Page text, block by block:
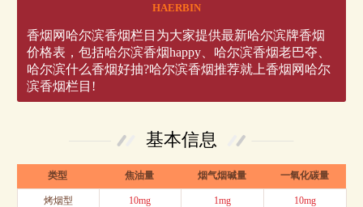
HAERBIN
香烟网哈尔滨香烟栏目为大家提供最新哈尔滨牌香烟
价格表，包括哈尔滨香烟happy、哈尔滨香烟老巴夺、
哈尔滨什么香烟好抽?哈尔滨香烟推荐就上香烟网哈尔
滨香烟栏目!
基本信息
类型 焦油量 烟气烟碱量 一氧化碳量
烤烟型 10mg 1mg 10mg